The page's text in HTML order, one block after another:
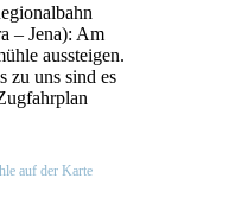
– Jena): Am
aussteigen.
zu uns sind es
auf der Karte